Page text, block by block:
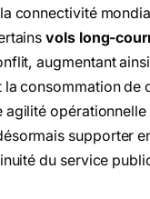
connectivité
vols long-
augmentant
la consommation de
agilité opérationnelle
supporter
du service